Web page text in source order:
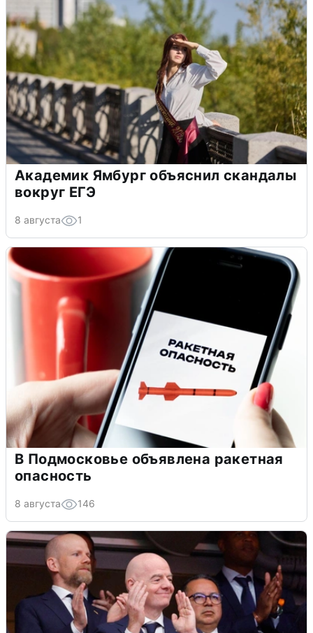
Академик Ямбург объяснил скандалы
вокруг ЕГЭ
8 августа 1
В Подмосковье объявлена ракетная
опасность
8 августа 146